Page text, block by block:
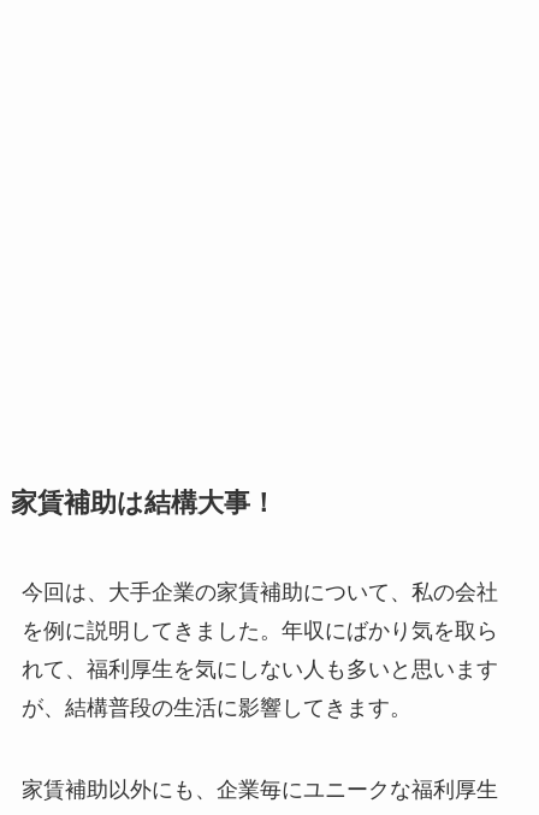
家賃補助は結構大事！
今回は、大手企業の家賃補助について、私の会社
を例に説明してきました。年収にばかり気を取ら
れて、福利厚生を気にしない人も多いと思います
が、結構普段の生活に影響してきます。
家賃補助以外にも、企業毎にユニークな福利厚生